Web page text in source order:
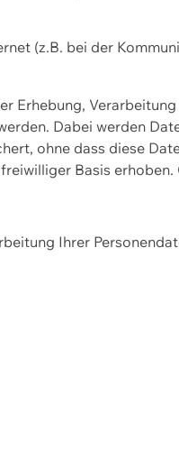
(z.B. bei der
Erhebung,
Dabei werden
ohne dass diese
Basis
Ihrer